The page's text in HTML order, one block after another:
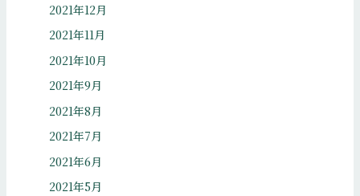
2021年12月
2021年11月
2021年10月
2021年9月
2021年8月
2021年7月
2021年6月
2021年5月